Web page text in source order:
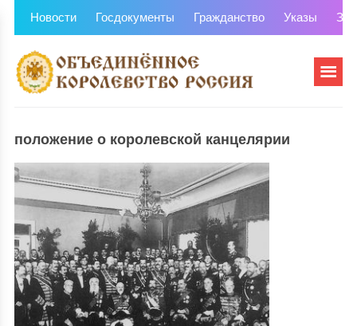
Новости Госдокументы Гражданство Указы
положение о королевской канцелярии